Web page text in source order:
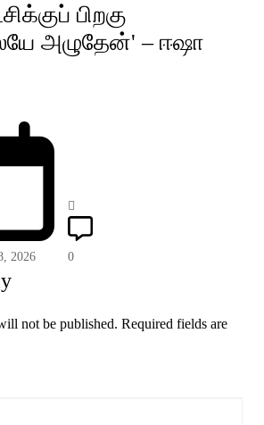
பிறகு
அழுதேன்' – ஈஷா
2026 0
not be published. Required fields are